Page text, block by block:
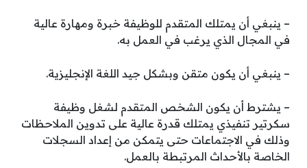
– ينبغي أن يمتلك المتقدم للوظيفة خبرة ومهارة عالية
في المجال الذي يرغب في العمل به.
– ينبغي أن يكون متقن وبشكل جيد اللغة الإنجليزية.
– يشترط أن يكون الشخص المتقدم لشغل وظيفة
سكرتير تنفيذي يمتلك قدرة عالية على تدوين الملاحظات
وذلك في الاجتماعات حتى يتمكن من إعداد السجلات
الخاصة بالأحداث المرتبطة بالعمل.